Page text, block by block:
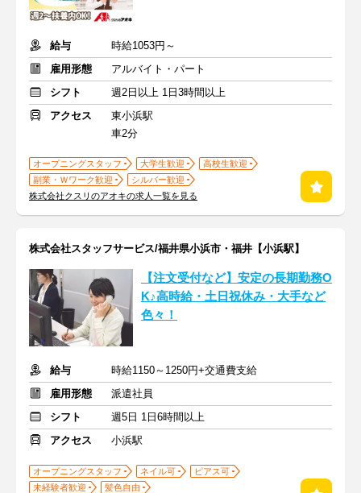
給与
時給1053円～
雇用形態
アルバイト・パート
シフト
週2日以上 1日3時間以上
アクセス
東小浜駅
車2分
オープニングスタッフ 大学生歓迎
高校生歓迎
副業・Ｗワーク歓迎
シルバー歓迎
株式会社クスリのアオキの求人一覧を見る
株式会社スタッフサービス/福井県小浜市・福井【小浜駅】
【注文受付など】安定の長期勤務O
K♪高時給・土日祝休み・大手など
色々！
給与
時給1150～1250円+交通費支給
雇用形態
派遣社員
シフト
週5日 1日6時間以上
アクセス
小浜駅
オープニングスタッフ ネイル可
ピアス可
未経験者歓迎
髪色自由